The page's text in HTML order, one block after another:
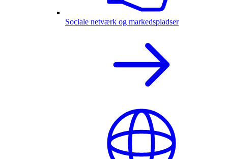
Sociale netværk og markedspladser